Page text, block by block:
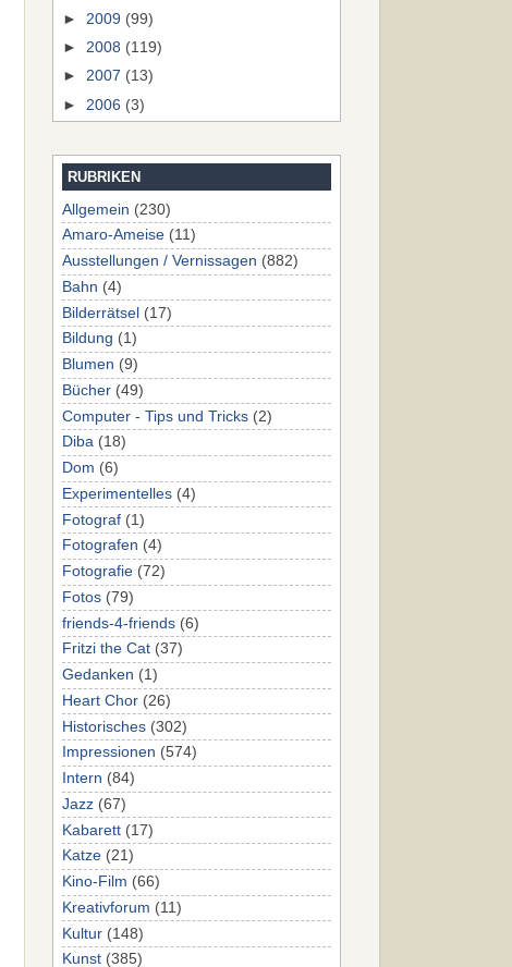
► 2009 (99)
► 2008 (119)
► 2007 (13)
► 2006 (3)
RUBRIKEN
Allgemein (230)
Amaro-Ameise (11)
Ausstellungen / Vernissagen (882)
Bahn (4)
Bilderrätsel (17)
Bildung (1)
Blumen (9)
Bücher (49)
Computer - Tips und Tricks (2)
Diba (18)
Dom (6)
Experimentelles (4)
Fotograf (1)
Fotografen (4)
Fotografie (72)
Fotos (79)
friends-4-friends (6)
Fritzi the Cat (37)
Gedanken (1)
Heart Chor (26)
Historisches (302)
Impressionen (574)
Intern (84)
Jazz (67)
Kabarett (17)
Katze (21)
Kino-Film (66)
Kreativforum (11)
Kultur (148)
Kunst (385)